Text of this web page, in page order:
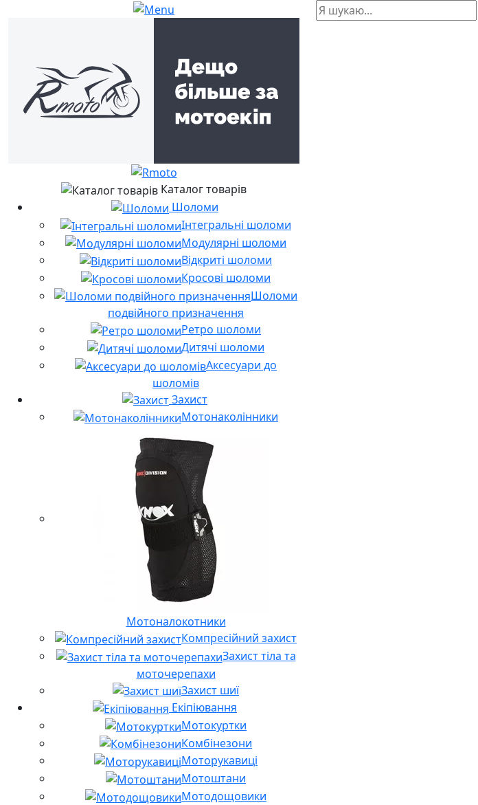
Каталог товарів
Шоломи
Інтегральні шоломи
Модулярні шоломи
Відкриті шоломи
Кросові шоломи
Шоломи
подвійного призначення
Ретро шоломи
Дитячі шоломи
Аксесуари до
шоломів
Захист
Мотонаколінники
Мотоналокотники
Компресійний захист
Захист тіла та
моточерепахи
Захист шиї
Екіпіювання
Мотокуртки
Комбінезони
Моторукавиці
Мотоштани
Мотодощовики